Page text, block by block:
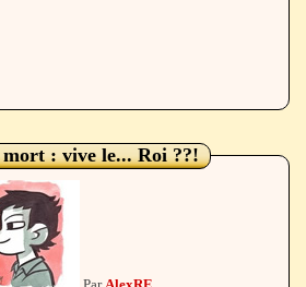
mort : vive le... Roi ??!